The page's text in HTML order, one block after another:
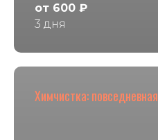
от 600 ₽
3 дня
Химчистка: повседневная